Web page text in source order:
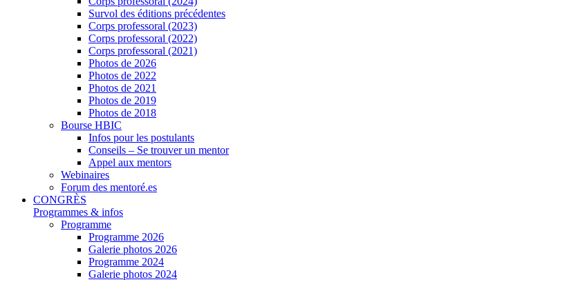
Survol des éditions précédentes
Corps professoral (2023)
Corps professoral (2022)
Corps professoral (2021)
Photos de 2026
Photos de 2022
Photos de 2021
Photos de 2019
Photos de 2018
Bourse HBIC
Infos pour les postulants
Conseils – Se trouver un mentor
Appel aux mentors
Webinaires
Forum des mentoré.es
CONGRÈS
Programmes & infos
Programme
Programme 2026
Galerie photos 2026
Programme 2024
Galerie photos 2024